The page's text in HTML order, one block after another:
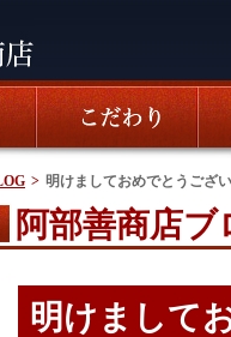
> 明けましておめでとうござ
阿部善商店
明けまして